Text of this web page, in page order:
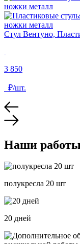
Стул Вентуно,
3 850
₽/шт.
Наши работы
полукресла 20 шт
20 дней